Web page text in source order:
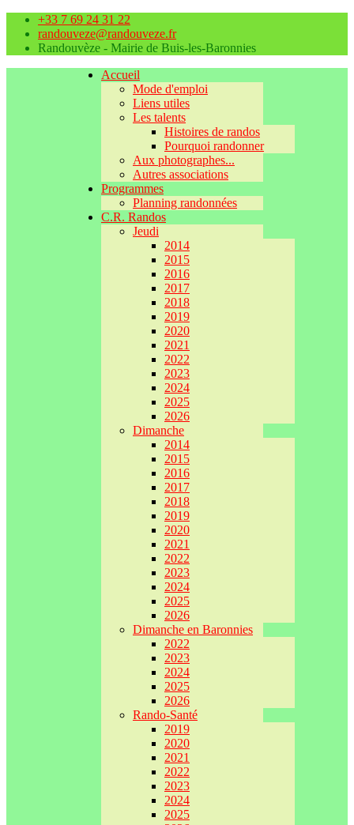
+33 7 69 24 31 22
randouveze@randouveze.fr
Randouvèze - Mairie de Buis-les-Baronnies
Accueil
Mode d'emploi
Liens utiles
Les talents
Histoires de randos
Pourquoi randonner
Aux photographes...
Autres associations
Programmes
Planning randonnées
C.R. Randos
Jeudi
2014
2015
2016
2017
2018
2019
2020
2021
2022
2023
2024
2025
2026
Dimanche
2014
2015
2016
2017
2018
2019
2020
2021
2022
2023
2024
2025
2026
Dimanche en Baronnies
2022
2023
2024
2025
2026
Rando-Santé
2019
2020
2021
2022
2023
2024
2025